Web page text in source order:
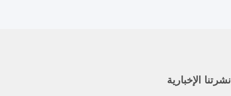
نشرتنا الإخبارية